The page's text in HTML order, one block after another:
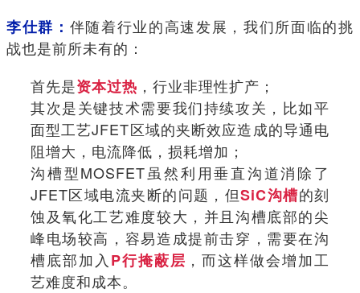
李仕群： 伴随着行业的高速发展，我们所面临的挑
战也是前所未有的：
首先是资本过热 ，行业非理性扩产；
其次是关键技术需要我们持续攻关，比如平
面型工艺JFET区域的夹断效应造成的导通电
阻增大，电流降低，损耗增加；
沟槽型MOSFET虽然利用垂直沟道消除了
JFET区域电流夹断的问题，但SiC沟槽的刻
蚀及氧化工艺难度较大，并且沟槽底部的尖
峰电场较高，容易造成提前击穿，需要在沟
槽底部加入 P行掩蔽层 ，而这样做会增加工
艺难度和成本。